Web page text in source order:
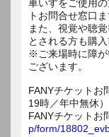
車いすをご使用
トお問合せ窓口
また、視覚や聴
とされる方も購
※ご来場時に障が
ございます。
FANYチケット
19時／年中無休）
FANYチケット
p/form/